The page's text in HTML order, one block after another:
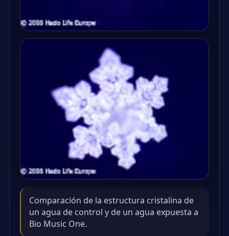
Comparación de la estructura cristalina de
un agua de control y de un agua expuesta a
Bio Music One.